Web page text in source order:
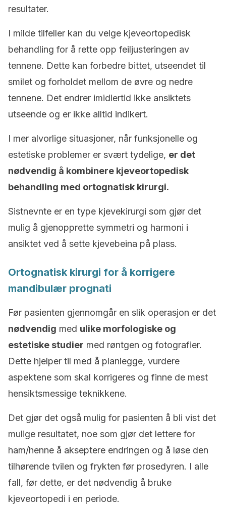
resultater.
I milde tilfeller kan du velge kjeveortopedisk
behandling for å rette opp feiljusteringen av
tennene. Dette kan forbedre bittet, utseendet til
smilet og forholdet mellom de øvre og nedre
tennene. Det endrer imidlertid ikke ansiktets
utseende og er ikke alltid indikert.
I mer alvorlige situasjoner, når funksjonelle og
estetiske problemer er svært tydelige, er det
nødvendig å kombinere kjeveortopedisk
behandling med ortognatisk kirurgi.
Sistnevnte er en type kjevekirurgi som gjør det
mulig å gjenopprette symmetri og harmoni i
ansiktet ved å sette kjevebeina på plass.
Ortognatisk kirurgi for å korrigere
mandibulær prognati
Før pasienten gjennomgår en slik operasjon er det
nødvendig med ulike morfologiske og
estetiske studier med røntgen og fotografier.
Dette hjelper til med å planlegge, vurdere
aspektene som skal korrigeres og finne de mest
hensiktsmessige teknikkene.
Det gjør det også mulig for pasienten å bli vist det
mulige resultatet, noe som gjør det lettere for
ham/henne å akseptere endringen og å løse den
tilhørende tvilen og frykten før prosedyren. I alle
fall, før dette, er det nødvendig å bruke
kjeveortopedi i en periode.